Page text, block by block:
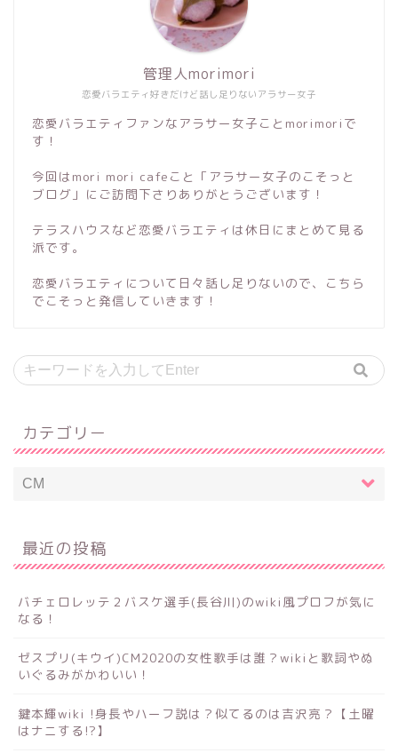
恋愛バラエティ好きだけど話し足りないアラサー女子
管理人morimori
恋愛バラエティファンなアラサー女子ことmorimoriで
す！
今回はmori mori cafeこと「アラサー女子のこそっと
ブログ」にご訪問下さりありがとうございます！
テラスハウスなど恋愛バラエティは休日にまとめて見る
派です。
恋愛バラエティについて日々話し足りないので、こちら
でこそっと発信していきます！
カテゴリー
最近の投稿
バチェロレッテ２バスケ選手(長谷川)のwiki風プロフが気に
なる！
ゼスプリ(キウイ)CM2020の女性歌手は誰？wikiと歌詞やぬ
いぐるみがかわいい！
鍵本輝wiki !身長やハーフ説は？似てるのは吉沢亮？【土曜
はナニする!?】